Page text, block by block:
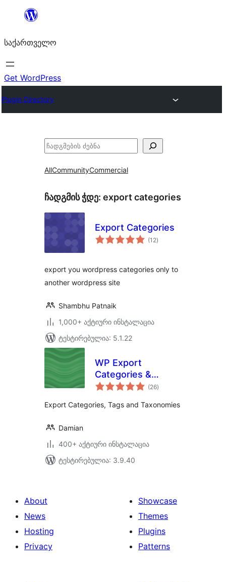
შიგთავსზე
საქართველო
Get WordPress
Plugin Directory
ძებნა
AllCommunityCommercial
ჩადგმის ჭდე: export categories
Export Categories
(12საერთო
რეიტინგი
)
export you wordpress categories only to
another wordpress site
Shambhu Patnaik
1,000+ აქტიური ინსტალაცია
ტესტირებულია: 5.1.22
WP Export
Categories &
Taxonomies (26საერთო
რეიტინგი
)
Export Categories, Tags and Taxonomies
Damian
400+ აქტიური ინსტალაცია
ტესტირებულია: 3.9.40
About
News
Hosting
Privacy
Showcase
Themes
Plugins
Patterns